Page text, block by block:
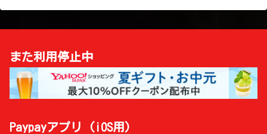
また利用停止中
Paypayアプリ (iOS用)